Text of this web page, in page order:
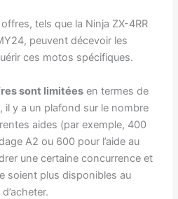
tels que la Ninja ZX-4RR
peuvent décevoir les
ces motos spécifiques.
sont limitées en termes de
il y a un plafond sur le nombre
aides (par exemple, 400
A2 ou 600 pour l’aide au
une certaine concurrence et
soient plus disponibles au